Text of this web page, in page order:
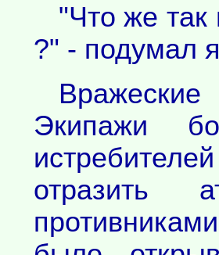
"Что же
?" - подумал
Экипажи
отразить